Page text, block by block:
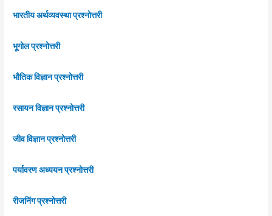
भारतीय अर्थव्यवस्था प्रश्नोत्तरी
भूगोल प्रश्नोत्तरी
भौतिक विज्ञान प्रश्नोत्तरी
रसायन विज्ञान प्रश्नोत्तरी
जीव विज्ञान प्रश्नोत्तरी
पर्यावरण अध्ययन प्रश्नोत्तरी
रीजनिंग प्रश्नोत्तरी